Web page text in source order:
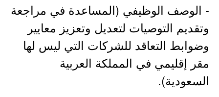
- الوصف الوظيفي (المساعدة في مراجعة
وتقديم التوصيات لتعديل وتعزيز معايير
وضوابط التعاقد للشركات التي ليس لها
مقر إقليمي في المملكة العربية
السعودية).